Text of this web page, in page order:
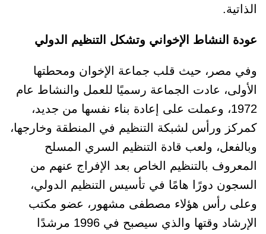
الذاتية.
عودة النشاط الإخواني وتشكل التنظيم الدولي
وفي مصر، حيث قلب جماعة الإخوان ومحطتها
الأولى، عادت الجماعة رسميًا للعمل والنشاط عام
1972، وعملت على إعادة بناء نفسها من جديد،
كمركز ورأس لشبكة التنظيم في المنطقة وخارجها،
وبالفعل، ولعب قادة التنظيم السري المسلح
المعروف بالتنظيم الخاص بعد الإفراج عنهم من
السجون دورًا هامًا في تأسيس التنظيم الدولي،
وعلى رأس هؤلاء مصطفى مشهور، عضو مكتب
الإرشاد وقتها والذي سيصبح في 1996 مرشدًا